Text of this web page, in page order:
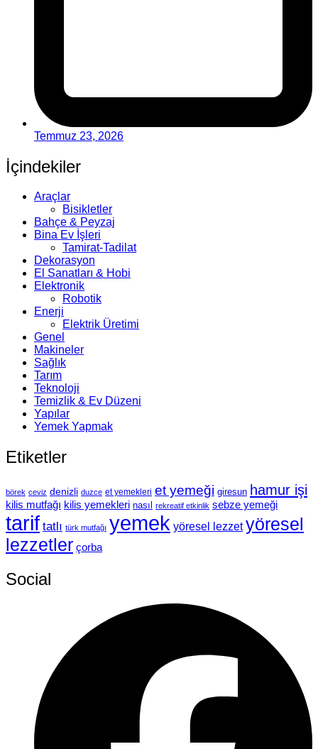
Temmuz 23, 2026
İçindekiler
Araçlar
Bisikletler
Bahçe & Peyzaj
Bina Ev İşleri
Tamirat-Tadilat
Dekorasyon
El Sanatları & Hobi
Elektronik
Robotik
Enerji
Elektrik Üretimi
Genel
Makineler
Sağlık
Tarım
Teknoloji
Temizlik & Ev Düzeni
Yapılar
Yemek Yapmak
Etiketler
börek ceviz denizli duzce et yemekleri et yemeği giresun hamur işi
kilis mutfağı kilis yemekleri nasıl rekreatif etkinlik sebze yemeği
tarif tatlı türk mutfağı yemek yöresel lezzet yöresel
lezzetler çorba
Social